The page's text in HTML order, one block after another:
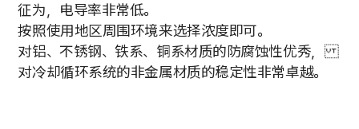
征为，电导率非常低。
按照使用地区周围环境来选择浓度即可。
对铝、不锈钢、铁系、铜系材质的防腐蚀性优秀，
对冷却循环系统的非金属材质的稳定性非常卓越。